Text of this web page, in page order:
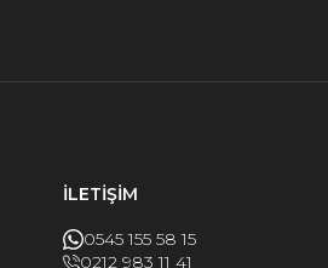
İLETİŞİM
0545 155 58 15
0212 983 11 41